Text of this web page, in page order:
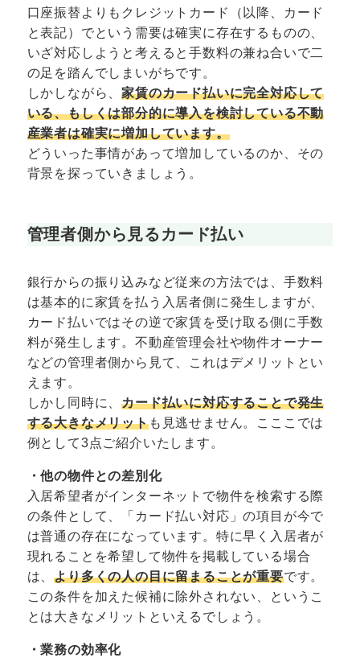
口座振替よりもクレジットカード（以降、カード
と表記）でという需要は確実に存在するものの、
いざ対応しようと考えると手数料の兼ね合いで二
の足を踏んでしまいがちです。
しかしながら、家賃のカード払いに完全対応して
いる、もしくは部分的に導入を検討している不動
産業者は確実に増加しています。
どういった事情があって増加しているのか、その
背景を探っていきましょう。
管理者側から見るカード払い
銀行からの振り込みなど従来の方法では、手数料
は基本的に家賃を払う入居者側に発生しますが、
カード払いではその逆で家賃を受け取る側に手数
料が発生します。不動産管理会社や物件オーナー
などの管理者側から見て、これはデメリットとい
えます。
しかし同時に、カード払いに対応することで発生
する大きなメリットも見逃せません。こここでは
例として3点ご紹介いたします。
・他の物件との差別化
入居希望者がインターネットで物件を検索する際
の条件として、「カード払い対応」の項目が今で
は普通の存在になっています。特に早く入居者が
現れることを希望して物件を掲載している場合
は、より多くの人の目に留まることが重要です。
この条件を加えた候補に除外されない、というこ
とは大きなメリットといえるでしょう。
・業務の効率化